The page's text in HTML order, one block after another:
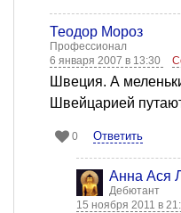
Теодор Мороз
Профессионал
6 января 2007 в 13:30
Швеция. А
Швейцарией
0 Ответить
Анна Ася
Дебютант
15 ноября 2011 в